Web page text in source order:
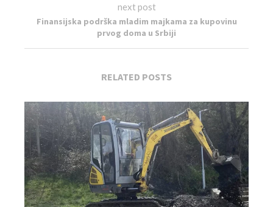
next post
Finansijska podrška mladim majkama za kupovinu
prvog doma u Srbiji
RELATED POSTS